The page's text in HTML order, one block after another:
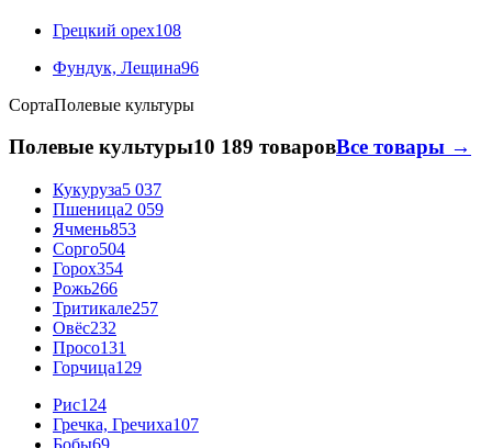
Грецкий орех108
Фундук, Лещина96
СортаПолевые культуры
Полевые культуры10 189 товаровВсе товары →
Кукуруза5 037
Пшеница2 059
Ячмень853
Сорго504
Горох354
Рожь266
Тритикале257
Овёс232
Просо131
Горчица129
Рис124
Гречка, Гречиха107
Бобы69